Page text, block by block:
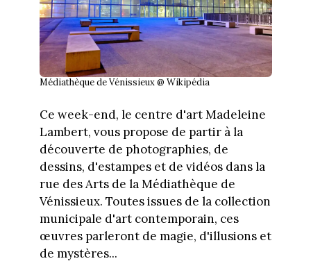
Médiathèque de Vénissieux @ Wikipédia
Ce week-end, le centre d'art Madeleine
Lambert, vous propose de partir à la
découverte de photographies, de
dessins, d'estampes et de vidéos dans la
rue des Arts de la Médiathèque de
Vénissieux. Toutes issues de la collection
municipale d'art contemporain, ces
œuvres parleront de magie, d'illusions et
de mystères...